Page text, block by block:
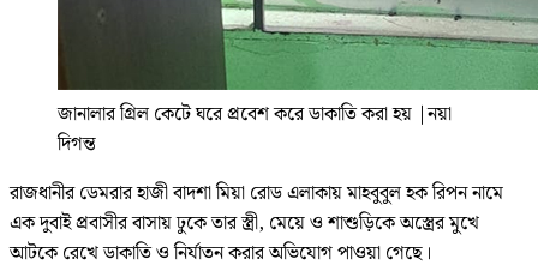
জানালার গ্রিল কেটে ঘরে প্রবেশ করে ডাকাতি করা হয় |নয়া
দিগন্ত
রাজধানীর ডেমরার হাজী বাদশা মিয়া রোড এলাকায় মাহবুবুল হক রিপন নামে
এক দুবাই প্রবাসীর বাসায় ঢুকে তার স্ত্রী, মেয়ে ও শাশুড়িকে অস্ত্রের মুখে
আটকে রেখে ডাকাতি ও নির্যাতন করার অভিযোগ পাওয়া গেছে।